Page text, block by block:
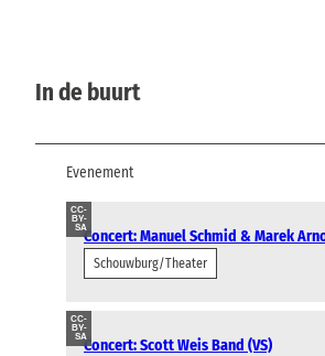
In de buurt
Evenement
CC-
BY-
SAConcert: Manuel Schmid & Marek
Schouwburg/Theater
CC-
BY-
SAConcert: Scott Weis Band (VS)